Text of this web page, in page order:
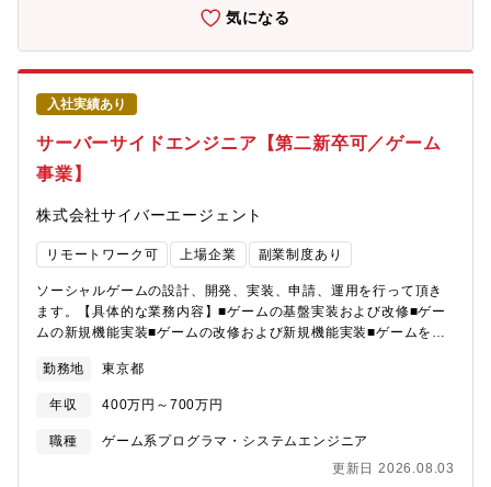
画※案件によっては客先常駐の可能性あり【技術情報】・C・
C++・C#・JavaScript・Python・Java・Kotlin・Unity・Unreal
Engine・OpenXR・ARKit・HLSL・AWS・Azure・Android・
iOS【組織構成】配属部門：エンジニアリング本部アプリケーショ
ン開発部 Entertainment【ミッション】XR・ゲーム領域の開発を
推進し、将来的なXR事業拡大の中核人材として活躍いただくこと
を期待しています。【業務の魅力】・ゲーム機やXRデバイス開発
に携われる・XR領域の事業拡大フェーズに参加できる・システム
開発からバックエンドまで幅広い技術を習得可能・顧客との折衝
に関われる可能性がある・XR市場の成長に伴い市場価値の高い経
験を積める【キャリアパス】■20代・担当機能の設計、実装、テス
トを担当・実務開発者として技術力を習得■30代・リーダーまたは
価値につながるソフトウェア開発を推進■40代・アーキテクトとし
てシステム全体を設計・技術開発および顧客提案を担当・組織マ
ネジメントへの挑戦も可能■50代以降・技術エキスパート・組織マ
ネジャー・後進育成・プロダクトマネジメント
気になる
入社実績あり
サーバーサイドエンジニア【第二新卒可／ゲーム
事業】
株式会社サイバーエージェント
リモートワーク可 上場企業 副業制度あり
ソーシャルゲームの設計、開発、実装、申請、運用を行って頂き
ます。【具体的な業務内容】■ゲームの基盤実装および改修■ゲー
ムの新規機能実装■ゲームの改修および新規機能実装■ゲームを効
他、エンジニア/デザイナー/プランナー間とのコミュニケーション
【本ポジションの魅力】■大中小さまざまな規模、フェーズの運用
タイトル、新規タイトルを保有しているため、中長期で様々なチ
ャレンジをしていただける環境です。■職種にとらわれない開発を
とができます。■プロジェクトごとに特色のある技術選定をしてお
勤務地 東京都
年収 400万円～700万円
職種
ゲーム系プログラマ・システムエンジニア
更新日 2026.08.03